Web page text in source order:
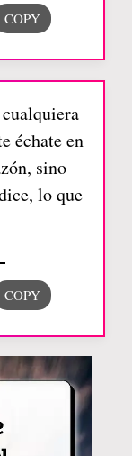
échate en
sino
lo que